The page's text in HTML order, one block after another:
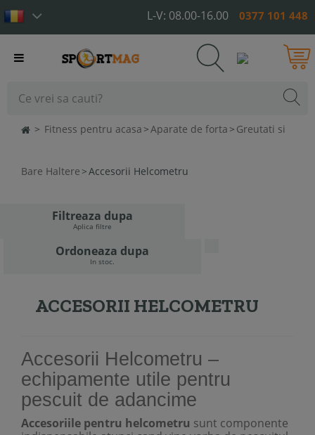
L-V: 08.00-16.00 0377 101 448
Toggle
> Fitness pentru acasa >Aparate de forta > Greutati si
Bare Haltere >Accesorii Helcometru
Filtreaza dupa
Aplica filtre
Ordoneaza dupa
In stoc.
ACCESORII HELCOMETRU
Accesorii Helcometru –
echipamente utile pentru
pescuit de adancime
Accesoriile pentru helcometru sunt componente